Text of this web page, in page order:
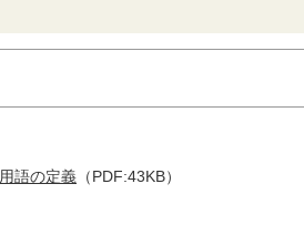
用語の定義 （PDF:43KB）